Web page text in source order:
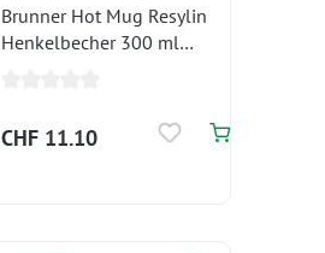
Brunner Hot Mug Resylin
Henkelbecher 300 ml
CHF 11.10